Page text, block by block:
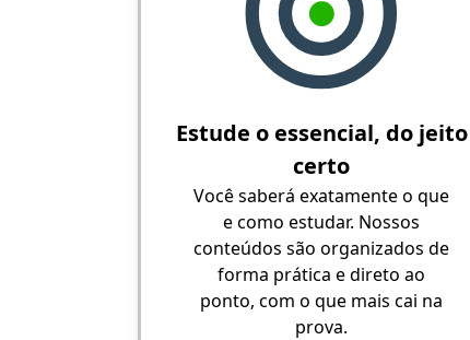
Estude o essencial, do jeito
certo
Você saberá exatamente o que
e como estudar. Nossos
conteúdos são organizados de
forma prática e direto ao
ponto, com o que mais cai na
prova.